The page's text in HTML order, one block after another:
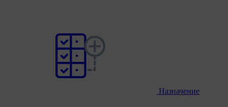
Назначение